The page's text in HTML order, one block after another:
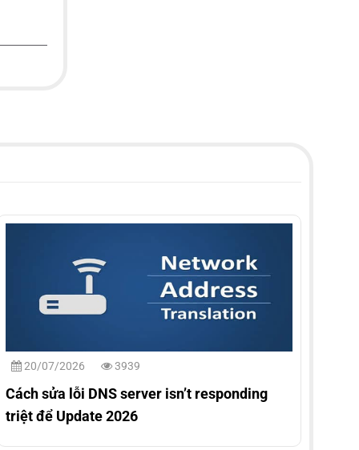
20/07/2026 3939
Cách sửa lỗi DNS server isn’t responding
triệt để Update 2026